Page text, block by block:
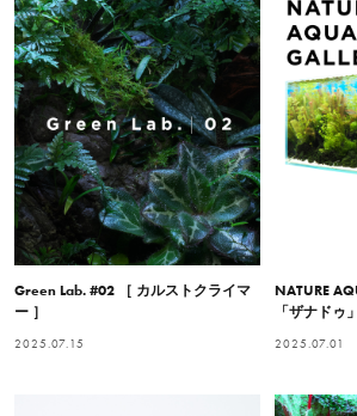
Green Lab. #02 ［ カルストクライマ
ー ］
2025.07.15
NATURE
「ザナドゥ」
2025.07.01